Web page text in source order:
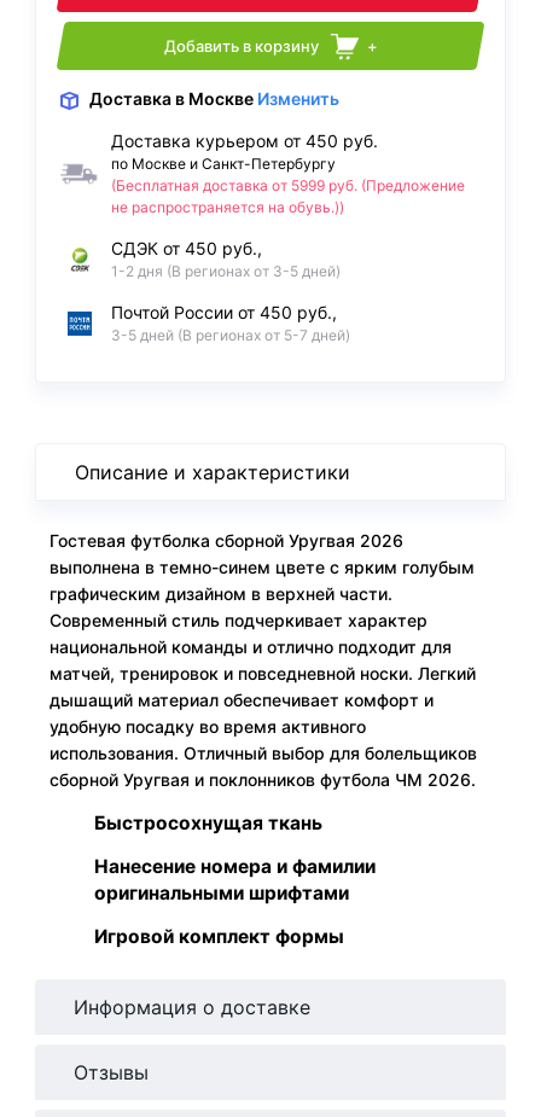
Добавить в корзину +
Доставка в Москве Изменить
Доставка курьером от 450 руб.
по Москве и Санкт-Петербургу
(Бесплатная доставка от 5999 руб. (Предложение
не распространяется на обувь.))
СДЭК от 450 руб.,
1-2 дня (В регионах от 3-5 дней)
Почтой России от 450 руб.,
3-5 дней (В регионах от 5-7 дней)
Описание и характеристики
Гостевая футболка сборной Уругвая 2026
выполнена в темно-синем цвете с ярким голубым
графическим дизайном в верхней части.
Современный стиль подчеркивает характер
национальной команды и отлично подходит для
матчей, тренировок и повседневной носки. Легкий
дышащий материал обеспечивает комфорт и
удобную посадку во время активного
использования. Отличный выбор для болельщиков
сборной Уругвая и поклонников футбола ЧМ 2026.
Быстросохнущая ткань
Нанесение номера и фамилии
оригинальными шрифтами
Игровой комплект формы
Информация о доставке
Отзывы